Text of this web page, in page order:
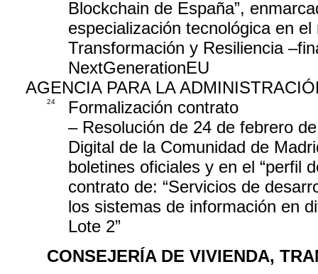
Blockchain de España”,
especialización tecnológica en
Transformación y Resiliencia
NextGenerationEU
AGENCIA PARA LA
24
Formalización contrato
– Resolución de 24 de febrero
Digital de la Comunidad de
boletines oficiales y en el “perfil
contrato de: “Servicios de
los sistemas de información en
Lote 2”
CONSEJERÍA DE VIVIENDA,